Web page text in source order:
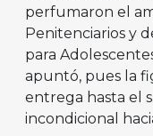
perfumaron el
Penitenciarios y
para
apuntó, pues la
entrega hasta el
incondicional